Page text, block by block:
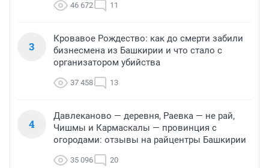
46 672 11
3
Кровавое Рождество: как до смерти забили
бизнесмена из Башкирии и что стало с
организатором убийства
37 458 13
4
Давлеканово — деревня, Раевка — не рай,
Чишмы и Кармаскалы — провинция с
огородами: отзывы на райцентры Башкирии
35 096 20